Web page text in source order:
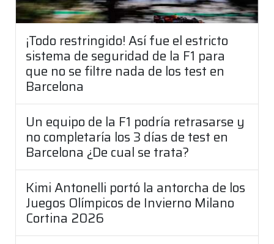
¡Todo restringido! Así fue el estricto
sistema de seguridad de la F1 para
que no se filtre nada de los test en
Barcelona
Un equipo de la F1 podría retrasarse y
no completaría los 3 días de test en
Barcelona ¿De cual se trata?
Kimi Antonelli portó la antorcha de los
Juegos Olímpicos de Invierno Milano
Cortina 2026